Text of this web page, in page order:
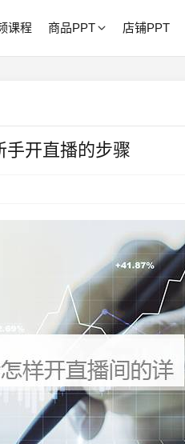
课程 商品PPT 店铺PPT
手开直播的步骤